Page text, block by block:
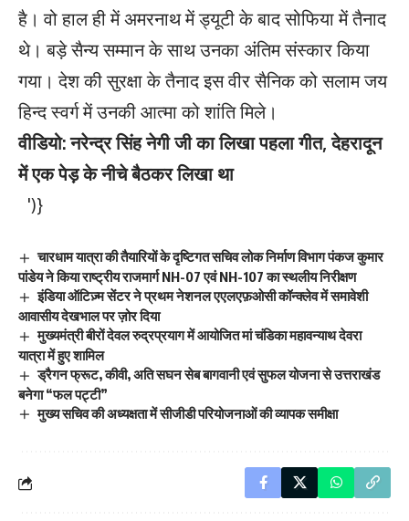
है। वो हाल ही में अमरनाथ में ड्यूटी के बाद सोफिया में तैनाद
थे। बड़े सैन्य सम्मान के साथ उनका अंतिम संस्कार किया
गया। देश की सुरक्षा के तैनाद इस वीर सैनिक को सलाम जय
हिन्द स्वर्ग में उनकी आत्मा को शांति मिले।
वीडियो: नरेन्द्र सिंह नेगी जी का लिखा पहला गीत, देहरादून
में एक पेड़ के नीचे बैठकर लिखा था
')}
चारधाम यात्रा की तैयारियों के दृष्टिगत सचिव लोक निर्माण विभाग पंकज कुमार
पांडेय ने किया राष्ट्रीय राजमार्ग NH-07 एवं NH-107 का स्थलीय निरीक्षण
इंडिया ऑटिज़्म सेंटर ने प्रथम नेशनल एएलएफ़ओसी कॉन्क्लेव में समावेशी
आवासीय देखभाल पर ज़ोर दिया
मुख्यमंत्री बीरों देवल रुद्रप्रयाग में आयोजित मां चंडिका महावन्याथ देवरा
यात्रा में हुए शामिल
ड्रैगन फ्रूट, कीवी, अति सघन सेब बागवानी एवं सुफल योजना से उत्तराखंड
बनेगा “फल पट्टी”
मुख्य सचिव की अध्यक्षता में सीजीडी परियोजनाओं की व्यापक समीक्षा